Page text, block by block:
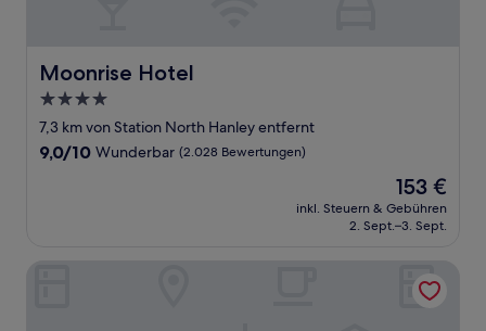
Moonrise Hotel
Moonrise Hotel
4.0-
Sterne-
Unterkunft
7,3 km von Station North Hanley entfernt
9.0
9,0/10 Wunderbar (2.028 Bewertungen)
Der
Preis
beträgt
153 €
inkl. Steuern & Gebühren
2. Sept.–3. Sept.
Hampton Inn & Suites Clayton/St. Louis-Galleria Area